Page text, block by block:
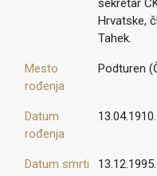
sekretar
Hrvatske,
Tahek.
Mesto
rođenja
Podturen
Datum
rođenja
13.04.1910.
Datum smrti 13.12.1995.